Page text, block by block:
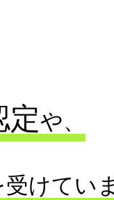
定や、
受けてい